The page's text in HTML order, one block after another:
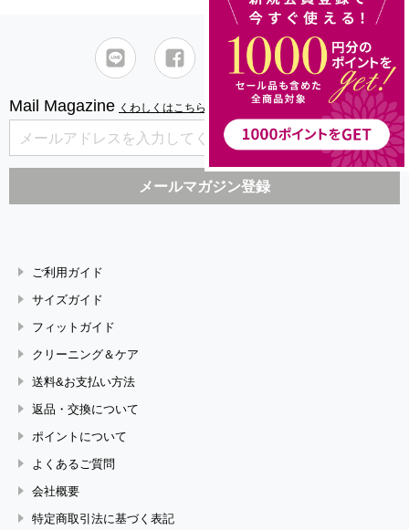
Mail Magazine くわしくはこちら
ご利用ガイド
サイズガイド
フィットガイド
クリーニング＆ケア
送料&お支払い方法
返品・交換について
ポイントについて
よくあるご質問
会社概要
特定商取引法に基づく表記